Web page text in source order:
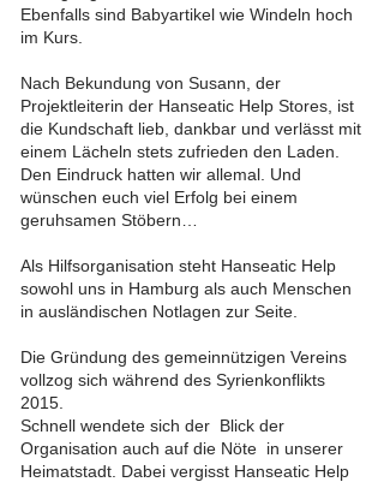
Ebenfalls sind Babyartikel wie Windeln hoch
im Kurs.
Nach Bekundung von Susann, der
Projektleiterin der Hanseatic Help Stores, ist
die Kundschaft lieb, dankbar und verlässt mit
einem Lächeln stets zufrieden den Laden.
Den Eindruck hatten wir allemal. Und
wünschen euch viel Erfolg bei einem
geruhsamen Stöbern…
Als Hilfsorganisation steht Hanseatic Help
sowohl uns in Hamburg als auch Menschen
in ausländischen Notlagen zur Seite.
Die Gründung des gemeinnützigen Vereins
vollzog sich während des Syrienkonflikts
2015.
Schnell wendete sich der Blick der
Organisation auch auf die Nöte in unserer
Heimatstadt. Dabei vergisst Hanseatic Help